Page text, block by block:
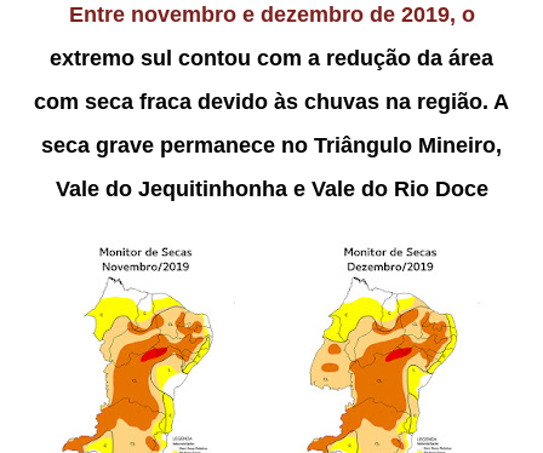
Entre novembro e dezembro de 2019, o
extremo sul contou com a redução da área
com seca fraca devido às chuvas na região. A
seca grave permanece no Triângulo Mineiro,
Vale do Jequitinhonha e Vale do Rio Doce